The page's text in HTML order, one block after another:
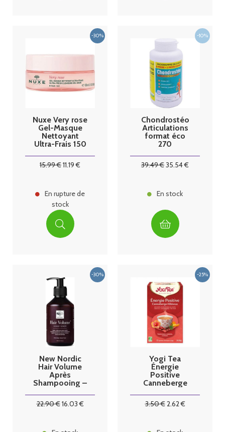
Nuxe Very rose
Gel-Masque
Nettoyant
Ultra-Frais 150
15.99€11.19 €
En rupture de
stock
Chondrostéo
Articulations
format éco
270
39.49€35.54€
En stock
New Nordic
Hair Volume
Après
Shampooing –
22.90€16.03€
Yogi Tea
Énergie
Positive
Canneberge
3.50€2.62€